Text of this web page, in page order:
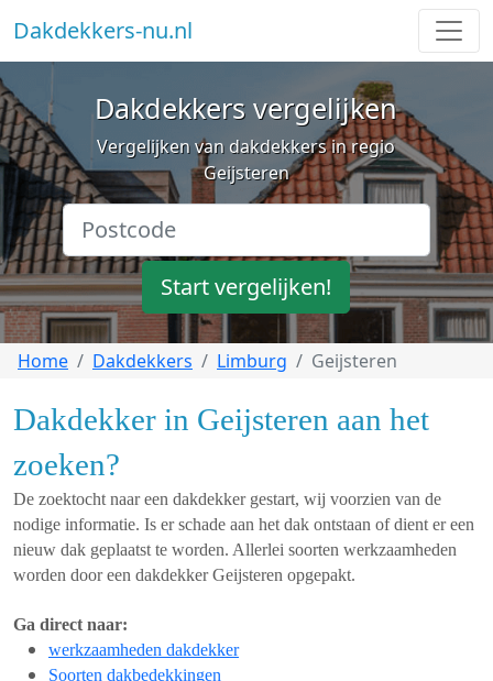
Dakdekkers-nu.nl
Dakdekkers vergelijken
Vergelijken van dakdekkers in regio
Geijsteren
Start vergelijken!
Home Dakdekkers Limburg Geijsteren
Dakdekker in Geijsteren aan het
zoeken?
De zoektocht naar een dakdekker gestart, wij voorzien van de
nodige informatie. Is er schade aan het dak ontstaan of dient er een
nieuw dak geplaatst te worden. Allerlei soorten werkzaamheden
worden door een dakdekker Geijsteren opgepakt.
Ga direct naar:
werkzaamheden dakdekker
Soorten dakbedekkingen